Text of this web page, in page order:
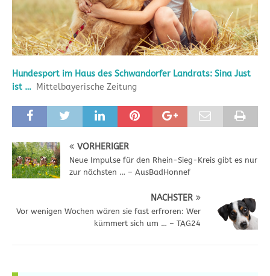
Hundesport im Haus des Schwandorfer Landrats: Sina Just
ist … Mittelbayerische Zeitung
VORHERIGER
Neue Impulse für den Rhein-Sieg-Kreis gibt es nur
zur nächsten … – AusBadHonnef
NÄCHSTER
Vor wenigen Wochen wären sie fast erfroren: Wer
kümmert sich um … – TAG24